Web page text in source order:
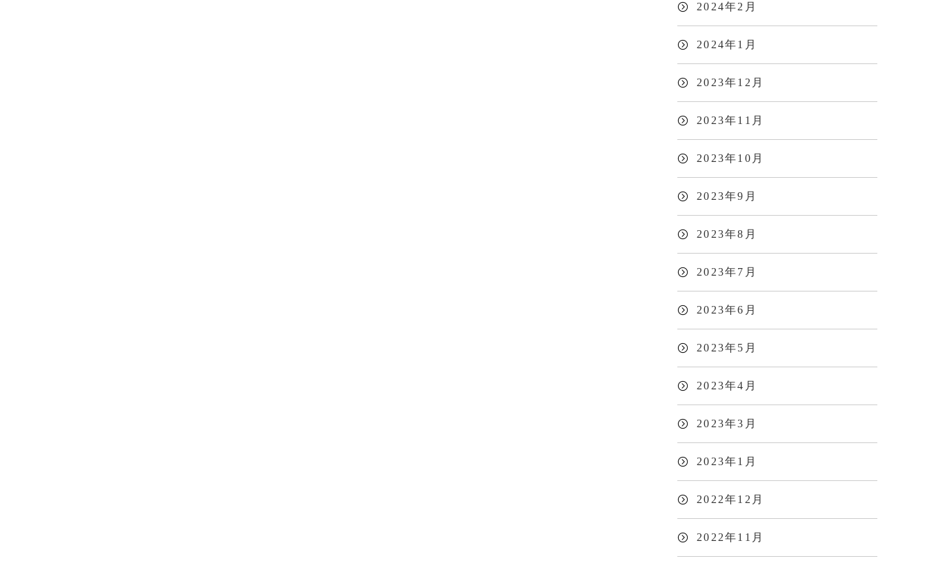
2024年2月
2024年1月
2023年12月
2023年11月
2023年10月
2023年9月
2023年8月
2023年7月
2023年6月
2023年5月
2023年4月
2023年3月
2023年1月
2022年12月
2022年11月